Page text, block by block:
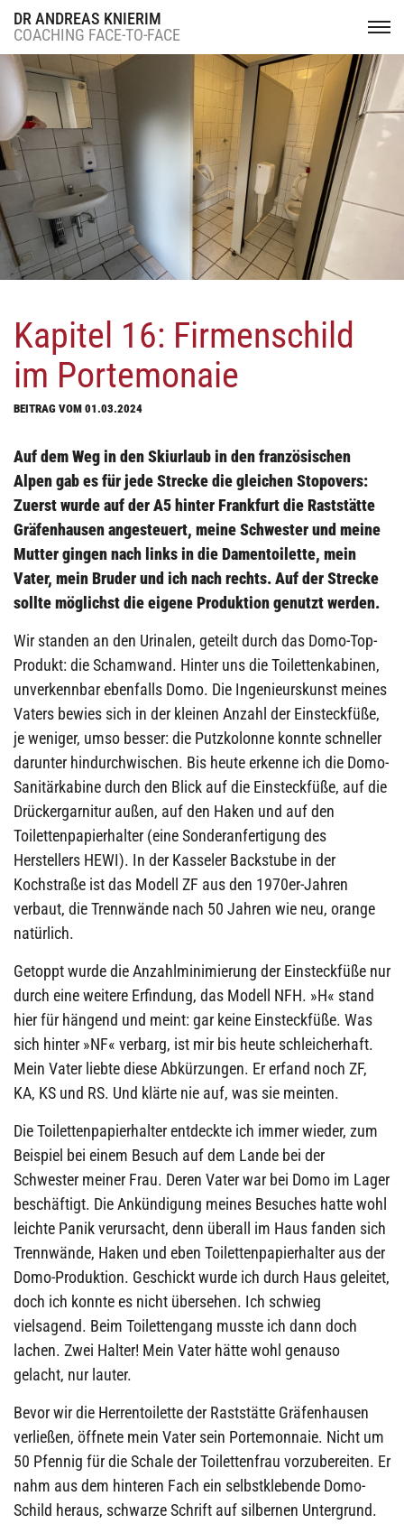
DR ANDREAS KNIERIM
COACHING FACE-TO-FACE
Kapitel 16: Firmenschild
im Portemonaie
BEITRAG VOM 01.03.2024
Auf dem Weg in den Skiurlaub in den französischen
Alpen gab es für jede Strecke die gleichen Stopovers:
Zuerst wurde auf der A5 hinter Frankfurt die Raststätte
Gräfenhausen angesteuert, meine Schwester und meine
Mutter gingen nach links in die Damentoilette, mein
Vater, mein Bruder und ich nach rechts. Auf der Strecke
sollte möglichst die eigene Produktion genutzt werden.
Wir standen an den Urinalen, geteilt durch das Domo-Top-
Produkt: die Schamwand. Hinter uns die Toilettenkabinen,
unverkennbar ebenfalls Domo. Die Ingenieurskunst meines
Vaters bewies sich in der kleinen Anzahl der Einsteckfüße,
je weniger, umso besser: die Putzkolonne konnte schneller
darunter hindurchwischen. Bis heute erkenne ich die Domo-
Sanitärkabine durch den Blick auf die Einsteckfüße, auf die
Drückergarnitur außen, auf den Haken und auf den
Toilettenpapierhalter (eine Sonderanfertigung des
Herstellers HEWI). In der Kasseler Backstube in der
Kochstraße ist das Modell ZF aus den 1970er-Jahren
verbaut, die Trennwände nach 50 Jahren wie neu, orange
natürlich.
Getoppt wurde die Anzahlminimierung der Einsteckfüße nur
durch eine weitere Erfindung, das Modell NFH. »H« stand
hier für hängend und meint: gar keine Einsteckfüße. Was
sich hinter »NF« verbarg, ist mir bis heute schleicherhaft.
Mein Vater liebte diese Abkürzungen. Er erfand noch ZF,
KA, KS und RS. Und klärte nie auf, was sie meinten.
Die Toilettenpapierhalter entdeckte ich immer wieder, zum
Beispiel bei einem Besuch auf dem Lande bei der
Schwester meiner Frau. Deren Vater war bei Domo im Lager
beschäftigt. Die Ankündigung meines Besuches hatte wohl
leichte Panik verursacht, denn überall im Haus fanden sich
Trennwände, Haken und eben Toilettenpapierhalter aus der
Domo-Produktion. Geschickt wurde ich durch Haus geleitet,
doch ich konnte es nicht übersehen. Ich schwieg
vielsagend. Beim Toilettengang musste ich dann doch
lachen. Zwei Halter! Mein Vater hätte wohl genauso
gelacht, nur lauter.
Bevor wir die Herrentoilette der Raststätte Gräfenhausen
verließen, öffnete mein Vater sein Portemonnaie. Nicht um
50 Pfennig für die Schale der Toilettenfrau vorzubereiten. Er
nahm aus dem hinteren Fach ein selbstklebende Domo-
Schild heraus, schwarze Schrift auf silbernen Untergrund.